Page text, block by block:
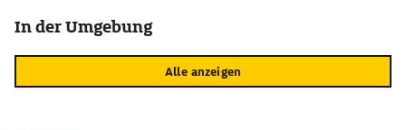
In der Umgebung
Alle anzeigen